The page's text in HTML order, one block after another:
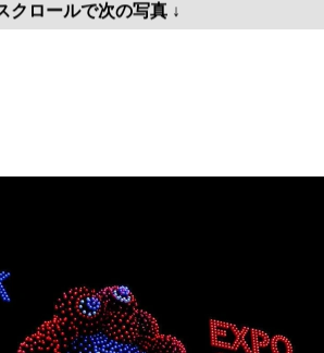
クロールで次の写真 ↓